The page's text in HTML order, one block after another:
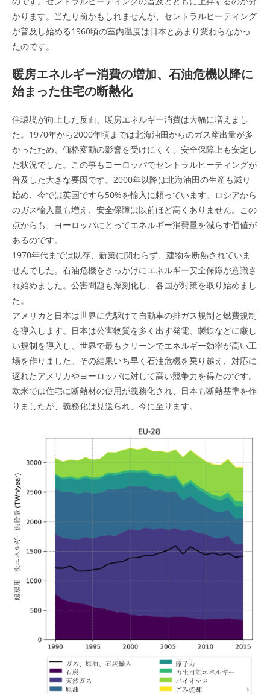
かります。当たり前かもしれませんが、セントラルヒーティング
が普及し始める1960頃の室内温度は日本とあまり変わらなかっ
たのです。
暖房エネルギー消費の増加、石油危機以降に
始まった住宅の断熱化
住環境が向上した反面、暖房エネルギー消費は大幅に増えまし
た。1970年から2000年頃までは北海油田からのガス産出量が多
かったため、価格変動の影響を受けにくく、安全保障上も安定し
た状況でした。この事もヨーロッパでセントラルヒーティングが
普及した大きな要因です。2000年以降は北海油田の生産も減り
始め、今では英国ですら50%を輸入に頼っています。ロシアから
のガス輸入量も増え、安全保障は以前ほど高くありません。この
点からも、ヨーロッパにとってエネルギー消費量を減らす価値が
あるのです。
1970年代までは既存、新築に関わらず、建物を断熱されていま
せんでした。石油危機をきっかけにエネルギー安全保障が意識さ
れ始めました。公害問題も深刻化し、各国が対策を取り始めまし
た。
アメリカと日本は世界に先駆けて自動車の排ガス規制と燃費規制
を導入します。日本は公害物質を多く出す発電、製鉄などに厳し
い規制を導入し、世界で最もクリーンでエネルギー効率が高い工
場を作りました。その結果いち早く石油危機を乗り越え、対応に
遅れたアメリカやヨーロッパに対して高い競争力を得たのです。
欧米では住宅に断熱材の使用が義務化され、日本も断熱基準を作
りましたが、義務化は見送られ、今に至ります。